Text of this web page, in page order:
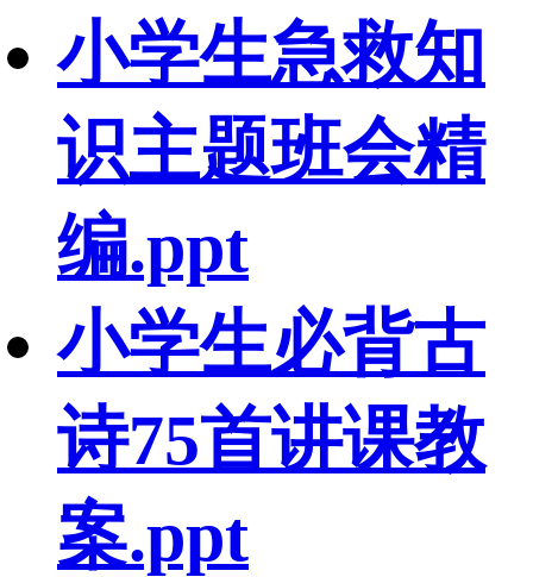
小学生急救知
识主题班会精
编.ppt
小学生必背古
诗75首讲课教
案.ppt